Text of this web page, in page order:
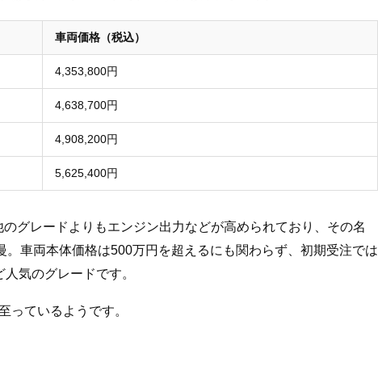
車両価格（税込）
4,353,800円
4,638,700円
4,908,200円
5,625,400円
グレードよりもエンジン出力などが高められており、その名
車両本体価格は500万円を超えるにも関わらず、初期受注では
気のグレードです。
っているようです。